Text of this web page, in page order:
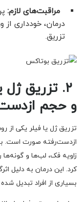
مراقبت‌های لازم:
تزریق.
۲. تزریق ژل
و حجم
تزریق ژل یا فیلر یکی از
ازدست‌رفته صورت است.
زاویه فک، لب‌ها و گونه‌ها
کرد. این درمان به دلیل
بسیاری از افراد تبدیل